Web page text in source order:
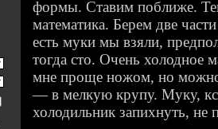
формы. Ставим поближе.
математика. Берем две
есть муки мы взяли,
тогда сто. Очень холодное
мне проще ножом, но
— в мелкую крупу. Муку,
холодильник запихнуть, не